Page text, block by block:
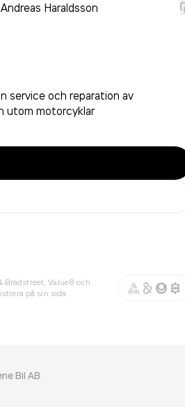
Haraldsson
service och reparation av
utom motorcyklar
Value8 och
på sin sida.
Bil AB